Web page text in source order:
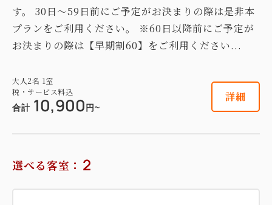
す。 30日～59日前にご予定がお決まりの際は是非本
プランをご利用ください。 ※60日以降前にご予定が
お決まりの際は【早期割60】をご利用ください...
大人2名 1室
税・サービス料込
合計 10,900円~
詳細
選べる客室： 2